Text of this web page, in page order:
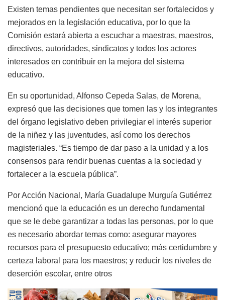
Existen temas pendientes que necesitan ser fortalecidos y
mejorados en la legislación educativa, por lo que la
Comisión estará abierta a escuchar a maestras, maestros,
directivos, autoridades, sindicatos y todos los actores
interesados en contribuir en la mejora del sistema
educativo.
En su oportunidad, Alfonso Cepeda Salas, de Morena,
expresó que las decisiones que tomen las y los integrantes
del órgano legislativo deben privilegiar el interés superior
de la niñez y las juventudes, así como los derechos
magisteriales. “Es tiempo de dar paso a la unidad y a los
consensos para rendir buenas cuentas a la sociedad y
fortalecer a la escuela pública”.
Por Acción Nacional, María Guadalupe Murguía Gutiérrez
mencionó que la educación es un derecho fundamental
que se le debe garantizar a todas las personas, por lo que
es necesario abordar temas como: asegurar mayores
recursos para el presupuesto educativo; más certidumbre y
certeza laboral para los maestros; y reducir los niveles de
deserción escolar, entre otros